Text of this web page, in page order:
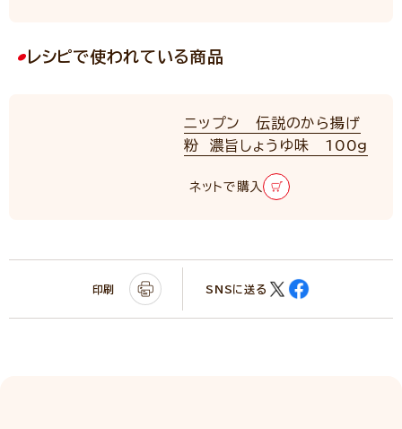
レシピで使われている商品
ニップン 伝説のから揚げ
粉 濃旨しょうゆ味 100g
ネットで購入
印刷 SNSに送る